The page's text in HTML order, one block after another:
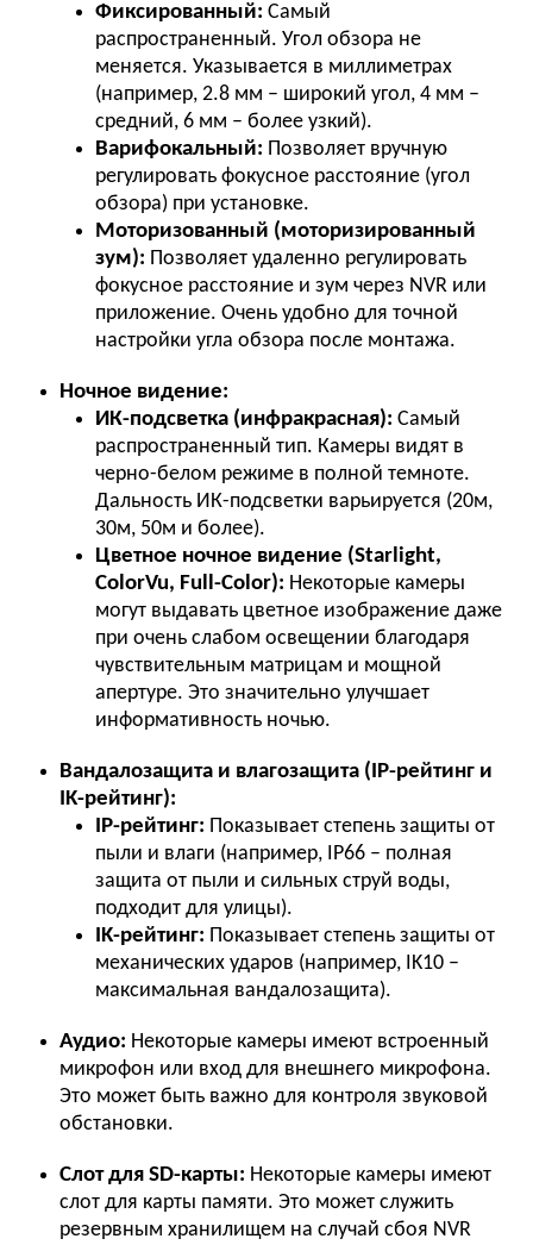
Фиксированный: Самый
распространенный. Угол обзора не
меняется. Указывается в миллиметрах
(например, 2.8 мм – широкий угол, 4 мм –
средний, 6 мм – более узкий).
Варифокальный: Позволяет вручную
регулировать фокусное расстояние (угол
обзора) при установке.
Моторизованный (моторизированный
зум): Позволяет удаленно регулировать
фокусное расстояние и зум через NVR или
приложение. Очень удобно для точной
настройки угла обзора после монтажа.
Ночное видение:
ИК-подсветка (инфракрасная): Самый
распространенный тип. Камеры видят в
черно-белом режиме в полной темноте.
Дальность ИК-подсветки варьируется (20м,
30м, 50м и более).
Цветное ночное видение (Starlight,
ColorVu, Full-Color): Некоторые камеры
могут выдавать цветное изображение даже
при очень слабом освещении благодаря
чувствительным матрицам и мощной
апертуре. Это значительно улучшает
информативность ночью.
Вандалозащита и влагозащита (IP-рейтинг и
IK-рейтинг):
IP-рейтинг: Показывает степень защиты от
пыли и влаги (например, IP66 – полная
защита от пыли и сильных струй воды,
подходит для улицы).
IK-рейтинг: Показывает степень защиты от
механических ударов (например, IK10 –
максимальная вандалозащита).
Аудио: Некоторые камеры имеют встроенный
микрофон или вход для внешнего микрофона.
Это может быть важно для контроля звуковой
обстановки.
Слот для SD-карты: Некоторые камеры имеют
слот для карты памяти. Это может служить
резервным хранилищем на случай сбоя NVR